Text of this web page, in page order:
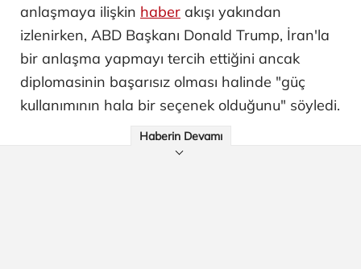
anlaşmaya ilişkin haber akışı yakından
izlenirken, ABD Başkanı Donald Trump, İran'la
bir anlaşma yapmayı tercih ettiğini ancak
diplomasinin başarısız olması halinde "güç
kullanımının hala bir seçenek olduğunu" söyledi.
Haberin Devamı